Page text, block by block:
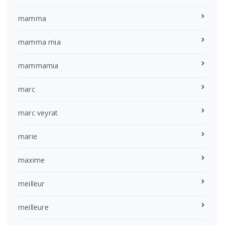
mamma
mamma mia
mammamia
marc
marc veyrat
marie
maxime
meilleur
meilleure